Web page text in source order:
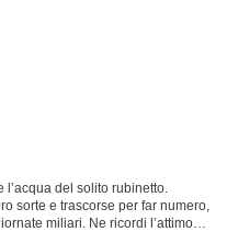
del solito rubinetto.
sorte e trascorse per far numero,
miliari. Ne ricordi l’attimo